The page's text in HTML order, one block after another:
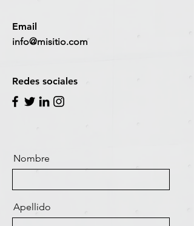
Email
info@misitio.com
Redes sociales
Nombre
Apellido